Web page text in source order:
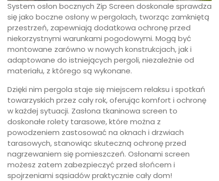
System osłon bocznych Zip Screen doskonale sprawdza
się jako boczne osłony w pergolach, tworząc zamkniętą
przestrzeń, zapewniają dodatkowa ochronę przed
niekorzystnymi warunkami pogodowymi. Mogą być
montowane zarówno w nowych konstrukcjach, jak i
adaptowane do istniejących pergoli, niezależnie od
materiału, z którego są wykonane.
Dzięki nim pergola staje się miejscem relaksu i spotkań
towarzyskich przez cały rok, oferując komfort i ochronę
w każdej sytuacji. Zasłona tkaninowa screen to
doskonałe rolety tarasowe, które można z
powodzeniem zastosować na oknach i drzwiach
tarasowych, stanowiąc skuteczną ochronę przed
nagrzewaniem się pomieszczeń. Osłonami screen
możesz zatem zabezpieczyć przed słońcem i
spojrzeniami sąsiadów praktycznie cały dom!